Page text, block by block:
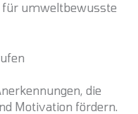
umweltbewusste
die
Motivation fördern.